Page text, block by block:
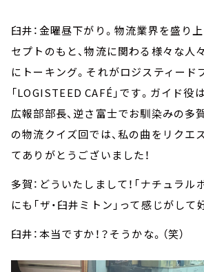
臼井：金曜昼下がり。物流業界を盛り
セプトのもと、物流に関わる様々な人
にトーキング。それがロジスティード
「LOGISTEED CAFÉ」です。ガイド役
広報部部長、逆さ富士でお馴染みの多
の物流クイズ回では、私の曲をリクエ
てありがとうございました！
多賀：どういたしまして！「ナチュラル
にも「ザ・臼井ミトン」って感じがして
臼井：本当ですか！？そうかな。（笑）